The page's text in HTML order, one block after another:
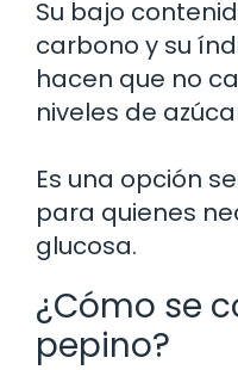
Su bajo
carbono y su
hacen que no
niveles de
Es una opción
para quienes
glucosa.
¿Cómo se
pepino?